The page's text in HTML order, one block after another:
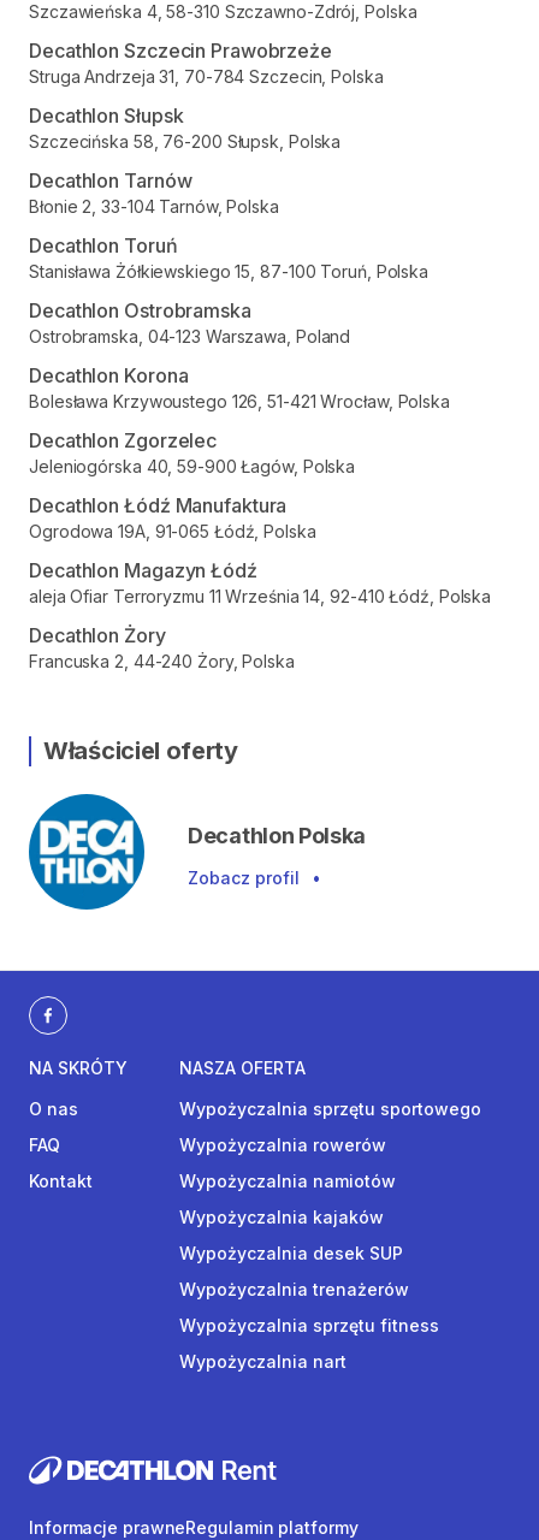
Szczawieńska 4, 58-310 Szczawno-Zdrój, Polska
Decathlon Szczecin Prawobrzeże
Struga Andrzeja 31, 70-784 Szczecin, Polska
Decathlon Słupsk
Szczecińska 58, 76-200 Słupsk, Polska
Decathlon Tarnów
Błonie 2, 33-104 Tarnów, Polska
Decathlon Toruń
Stanisława Żółkiewskiego 15, 87-100 Toruń, Polska
Decathlon Ostrobramska
Ostrobramska, 04-123 Warszawa, Poland
Decathlon Korona
Bolesława Krzywoustego 126, 51-421 Wrocław, Polska
Decathlon Zgorzelec
Jeleniogórska 40, 59-900 Łagów, Polska
Decathlon Łódź Manufaktura
Ogrodowa 19A, 91-065 Łódź, Polska
Decathlon Magazyn Łódź
aleja Ofiar Terroryzmu 11 Września 14, 92-410 Łódź, Polska
Decathlon Żory
Francuska 2, 44-240 Żory, Polska
Właściciel oferty
Decathlon Polska
Zobacz profil •
NA SKRÓTY
O nas
FAQ
Kontakt
NASZA OFERTA
Wypożyczalnia sprzętu sportowego
Wypożyczalnia rowerów
Wypożyczalnia namiotów
Wypożyczalnia kajaków
Wypożyczalnia desek SUP
Wypożyczalnia trenażerów
Wypożyczalnia sprzętu fitness
Wypożyczalnia nart
Informacje prawneRegulamin platformy